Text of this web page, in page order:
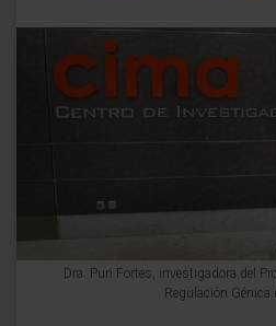
Dra. Puri Fortes, investigadora del
Regulación Génica